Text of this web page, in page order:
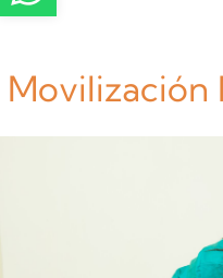
Movilización